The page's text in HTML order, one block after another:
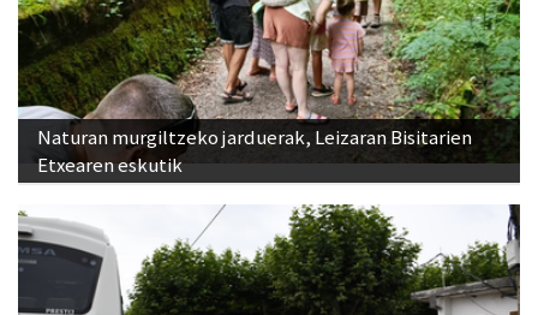
Naturan murgiltzeko jarduerak, Leizaran Bisitarien
Etxearen eskutik